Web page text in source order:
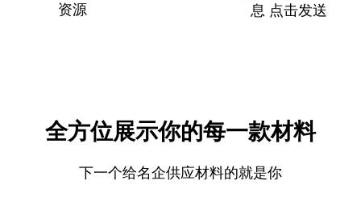
资源
息 点击发送
全方位展示你的每一款材料
下一个给名企供应材料的就是你